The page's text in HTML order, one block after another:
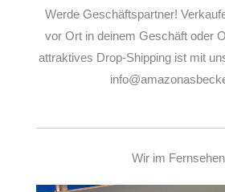
Werde Geschäftspartner!
vor Ort in deinem Geschäft oder
attraktives Drop-Shipping ist mit
Wir im